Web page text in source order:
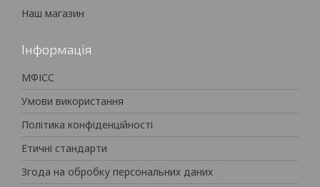
Наш магазин
Інформація
МФІСС
Умови використання
Політика конфіденційності
Етичні стандарти
Згода на обробку персональних даних